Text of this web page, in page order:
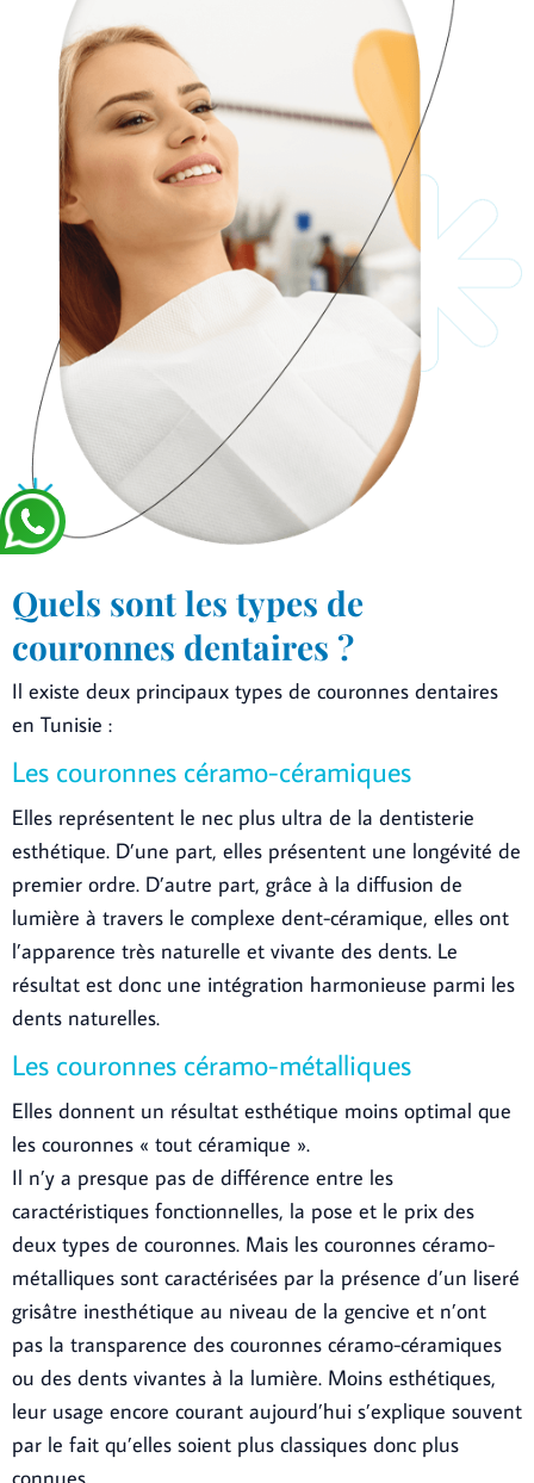
Quels sont les types de
couronnes dentaires ?
Il existe deux principaux types de couronnes dentaires
en Tunisie :
Les couronnes céramo-céramiques
Elles représentent le nec plus ultra de la dentisterie
esthétique. D’une part, elles présentent une longévité de
premier ordre. D’autre part, grâce à la diffusion de
lumière à travers le complexe dent-céramique, elles ont
l’apparence très naturelle et vivante des dents. Le
résultat est donc une intégration harmonieuse parmi les
dents naturelles.
Les couronnes céramo-métalliques
Elles donnent un résultat esthétique moins optimal que
les couronnes « tout céramique ».
Il n’y a presque pas de différence entre les
caractéristiques fonctionnelles, la pose et le prix des
deux types de couronnes. Mais les couronnes céramo-
métalliques sont caractérisées par la présence d’un liseré
grisâtre inesthétique au niveau de la gencive et n’ont
pas la transparence des couronnes céramo-céramiques
ou des dents vivantes à la lumière. Moins esthétiques,
leur usage encore courant aujourd’hui s’explique souvent
par le fait qu’elles soient plus classiques donc plus
connues.